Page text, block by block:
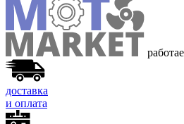
доставка
и оплата